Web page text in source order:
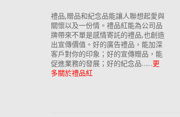
禮品,贈品和紀念品能讓人聯想起愛與
關懷以及一份情。禮品紅能為公司品
牌帶來不單是感情寄託的禮品,也創造
出宣傳價值。好的廣告禮品，能加深
客戶對你的印象；好的宣傳贈品，能
促進業務的發展；好的紀念品……更
多關於禮品紅